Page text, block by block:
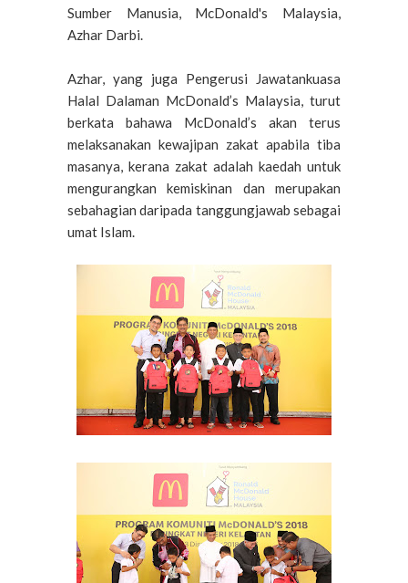
Sumber Manusia, McDonald's Malaysia,
Azhar Darbi.
Azhar, yang juga Pengerusi Jawatankuasa
Halal Dalaman McDonald’s Malaysia, turut
berkata bahawa McDonald’s akan terus
melaksanakan kewajipan zakat apabila tiba
masanya, kerana zakat adalah kaedah untuk
mengurangkan kemiskinan dan merupakan
sebahagian daripada tanggungjawab sebagai
umat Islam.